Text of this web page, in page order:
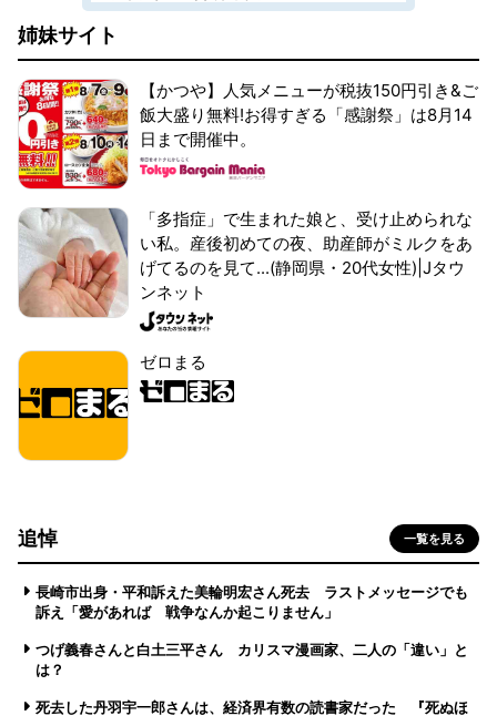
姉妹サイト
【かつや】人気メニューが税抜150円引き&ご
飯大盛り無料!お得すぎる「感謝祭」は8月14
日まで開催中。
「多指症」で生まれた娘と、受け止められな
い私。産後初めての夜、助産師がミルクをあ
げてるのを見て...(静岡県・20代女性)|Jタウ
ンネット
ゼロまる
追悼 一覧を見る
長崎市出身・平和訴えた美輪明宏さん死去 ラストメッセージでも
訴え「愛があれば 戦争なんか起こりません」
つげ義春さんと白土三平さん カリスマ漫画家、二人の「違い」と
は？
死去した丹羽宇一郎さんは、経済界有数の読書家だった 『死ぬほ